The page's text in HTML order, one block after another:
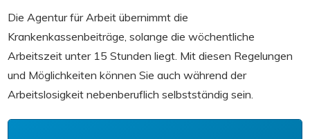
Die Agentur für Arbeit übernimmt die
Krankenkassenbeiträge, solange die wöchentliche
Arbeitszeit unter 15 Stunden liegt. Mit diesen Regelungen
und Möglichkeiten können Sie auch während der
Arbeitslosigkeit nebenberuflich selbstständig sein.